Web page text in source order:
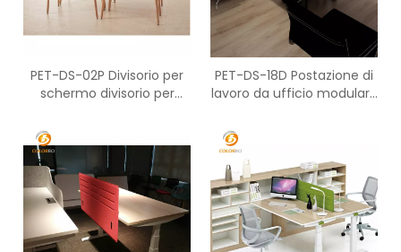
PET-DS-02P Divisorio per
schermo divisorio per
PET-DS-18D Postazione di
lavoro da ufficio modulare